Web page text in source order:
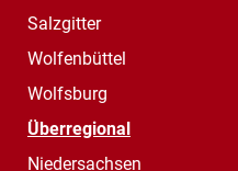
Salzgitter
Wolfenbüttel
Wolfsburg
Überregional
Niedersachsen